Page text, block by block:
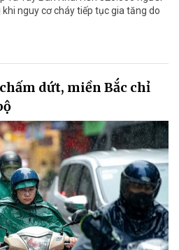
nguy cơ cháy tiếp tục gia tăng do
dứt, miền Bắc chỉ